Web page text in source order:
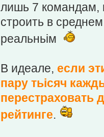
лишь 7 командам,
строить в
реальньім
В идеале, если
пару тьісяч
перестраховать
рейтинге.